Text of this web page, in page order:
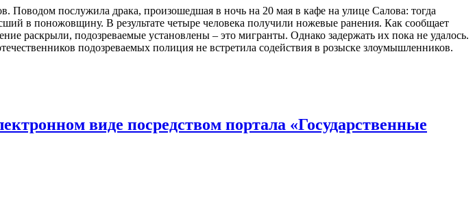
Поводом послужила драка, произошедшая в ночь на 20 мая в кафе на улице Салова: тогда
в поножовщину. В результате четыре человека получили ножевые ранения. Как сообщает
раскрыли, подозреваемые установлены – это мигранты. Однако задержать их пока не удалось.
подозреваемых полиция не встретила содействия в розыске злоумышленников.
виде посредством портала «Государственные